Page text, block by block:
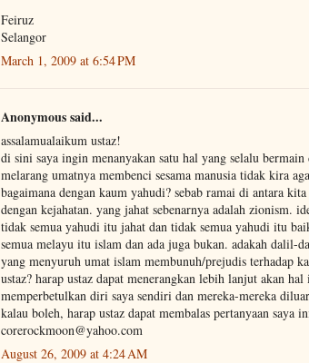
Feiruz
Selangor
March 1, 2009 at 6:54 PM
Anonymous said...
assalamualaikum ustaz!
di sini saya ingin menanyakan satu hal yang selalu
melarang umatnya membenci sesama manusia tidak kira
bagaimana dengan kaum yahudi? sebab ramai di antara
dengan kejahatan. yang jahat sebenarnya adalah zionism.
tidak semua yahudi itu jahat dan tidak semua yahudi itu
semua melayu itu islam dan ada juga bukan. adakah dalil-
yang menyuruh umat islam membunuh/prejudis terhadap
ustaz? harap ustaz dapat menerangkan lebih lanjut akan
memperbetulkan diri saya sendiri dan mereka-mereka
kalau boleh, harap ustaz dapat membalas pertanyaan saya
corerockmoon@yahoo.com
August 26, 2009 at 4:24 AM